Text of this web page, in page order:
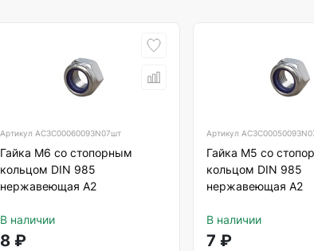
Артикул АС3C00060093N07шт
Гайка М6 со стопорным
кольцом DIN 985
нержавеющая А2
В наличии
8 ₽
Артикул
Гайка М5 со
кольцом DIN 985
нержавеющая А2
В наличии
7 ₽